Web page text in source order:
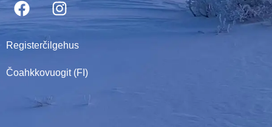
Registerčilgehus
Čoahkkovuogit (FI)